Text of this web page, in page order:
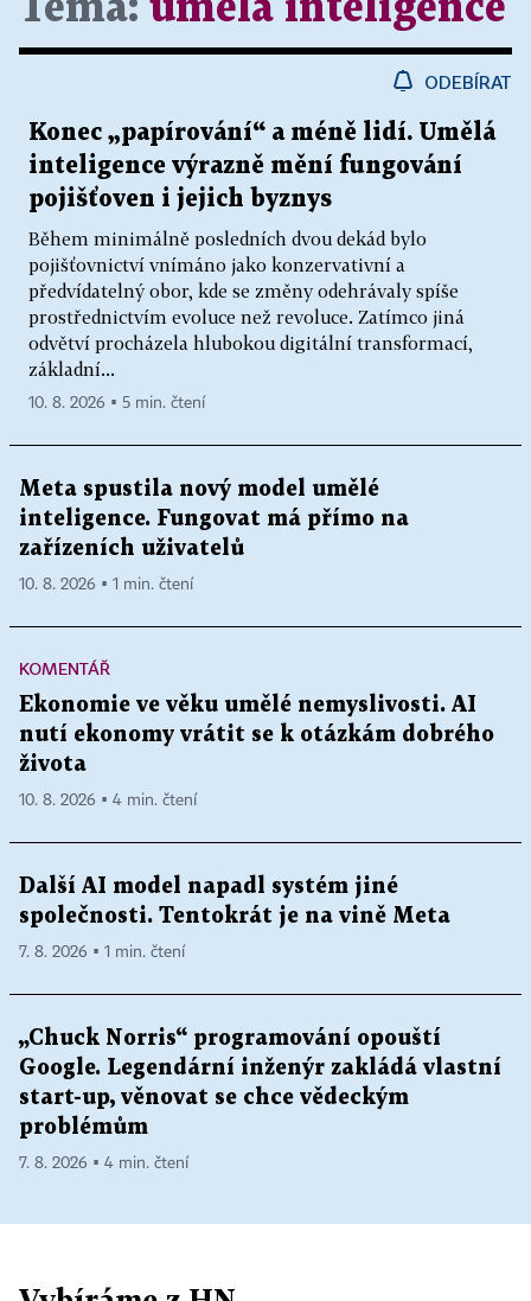
Téma: umělá inteligence
ODEBÍRAT
Konec „papírování“ a méně lidí. Umělá
inteligence výrazně mění fungování
pojišťoven i jejich byznys
Během minimálně posledních dvou dekád bylo
pojišťovnictví vnímáno jako konzervativní a
předvídatelný obor, kde se změny odehrávaly spíše
prostřednictvím evoluce než revoluce. Zatímco jiná
odvětví procházela hlubokou digitální transformací,
základní...
10. 8. 2026 ▪ 5 min. čtení
Meta spustila nový model umělé
inteligence. Fungovat má přímo na
zařízeních uživatelů
10. 8. 2026 ▪ 1 min. čtení
KOMENTÁŘ
Ekonomie ve věku umělé nemyslivosti. AI
nutí ekonomy vrátit se k otázkám dobrého
života
10. 8. 2026 ▪ 4 min. čtení
Další AI model napadl systém jiné
společnosti. Tentokrát je na vině Meta
7. 8. 2026 ▪ 1 min. čtení
„Chuck Norris“ programování opouští
Google. Legendární inženýr zakládá vlastní
start-up, věnovat se chce vědeckým
problémům
7. 8. 2026 ▪ 4 min. čtení